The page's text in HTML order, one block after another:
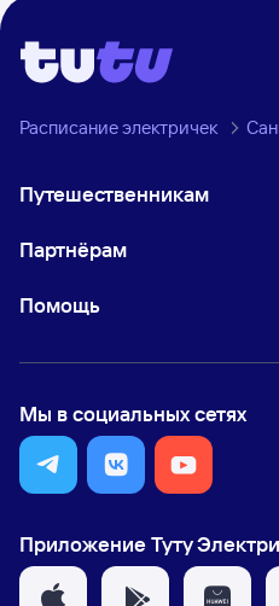
Расписание электричек
Путешественникам
Партнёрам
Помощь
Мы в социальных сетях
Приложение Туту